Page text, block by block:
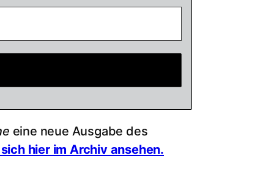
eine neue Ausgabe des
hier im Archiv ansehen.